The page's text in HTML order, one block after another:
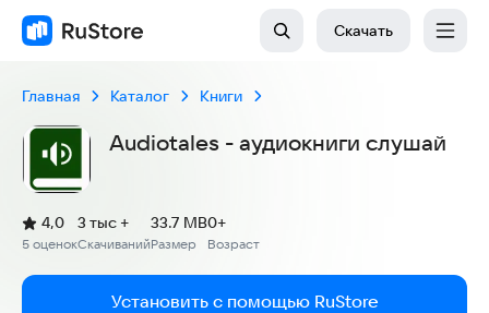
Скачать
Главная Каталог Книги
Audiotales - аудиокниги слушай
Рейтинг:
4,0
(
5 оценок
)
Скачиваний
3 тыс +
Размер
33.7 MB
Возраст
0+
Установить с помощью RuStore